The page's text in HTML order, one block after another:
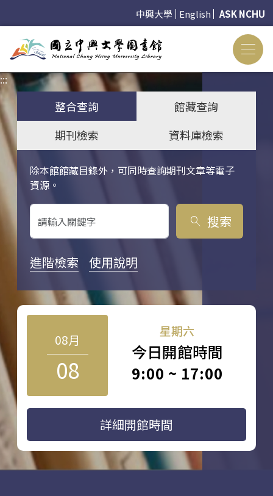
中興大學 English ASK NCHU
:::
整合查詢
館藏查詢
期刊檢索
資料庫檢索
除本館館藏目錄外，可同時查詢期刊文章等電子
資源。
關鍵字搜尋
search 搜索
進階檢索 使用說明
08月
08
星期六
今日開館時間
9:00 ~ 17:00
詳細開館時間